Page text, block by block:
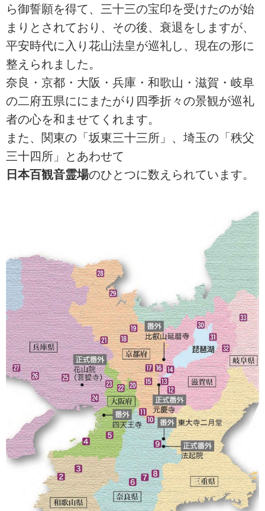
ら御誓願を得て、三十三の宝印を受けたのが始
まりとされており、その後、衰退をしますが、
平安時代に入り花山法皇が巡礼し、現在の形に
整えられました。
奈良・京都・大阪・兵庫・和歌山・滋賀・岐阜
の二府五県ににまたがり四季折々の景観が巡礼
者の心を和ませてくれます。
また、関東の「坂東三十三所」、埼玉の「秩父
三十四所」とあわせて
日本百観音霊場のひとつに数えられています。